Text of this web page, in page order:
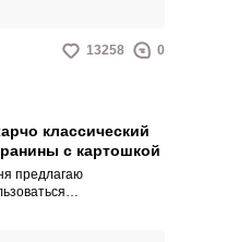
13258 0
классический
с картошкой
предлагаю